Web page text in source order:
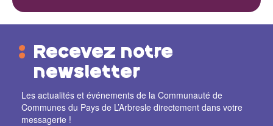
Recevez notre
newsletter
Les actualités et événements de la Communauté de
Communes du Pays de L’Arbresle directement dans votre
messagerie !